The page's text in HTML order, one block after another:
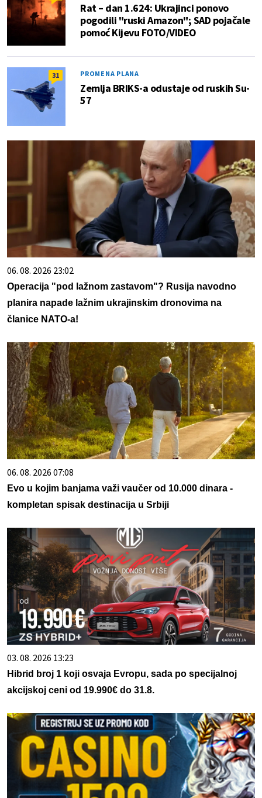
Rat – dan 1.624: Ukrajinci ponovo
pogodili "ruski Amazon"; SAD pojačale
pomoć Kijevu FOTO/VIDEO
31 PROMENA PLANA
Zemlja BRIKS-a odustaje od ruskih Su-
57
06. 08. 2026 23:02
Operacija "pod lažnom zastavom"? Rusija navodno
planira napade lažnim ukrajinskim dronovima na
članice NATO-a!
06. 08. 2026 07:08
Evo u kojim banjama važi vaučer od 10.000 dinara -
kompletan spisak destinacija u Srbiji
03. 08. 2026 13:23
Hibrid broj 1 koji osvaja Evropu, sada po specijalnoj
akcijskoj ceni od 19.990€ do 31.8.